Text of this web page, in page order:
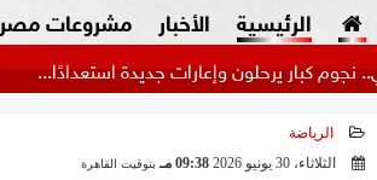
الرئيسية الأخبار
السياسة
مشروعات مصر
يرحلون وإعارات جديدة استعدادًا...
الرياضة
الثلاثاء، 30 يونيو 2026
09:38 مـ بتوقيت القاهرة